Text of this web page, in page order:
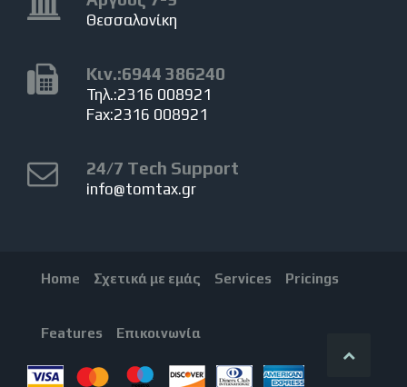
Θεσσαλονίκη
Κιν.:6944 386240
Τηλ.:2316 008921
Fax:2316 008921
24/7 Tech Support
info@tomtax.gr
Home Σχετικά με εμάς Services Pricings
Features Επικοινωνία